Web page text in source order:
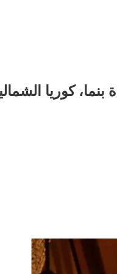
كوريا